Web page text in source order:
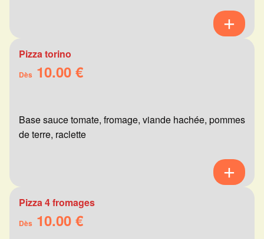
Pizza torino
Dès 10.00 €
Base sauce tomate, fromage, viande hachée, pommes
de terre, raclette
Pizza 4 fromages
Dès 10.00 €